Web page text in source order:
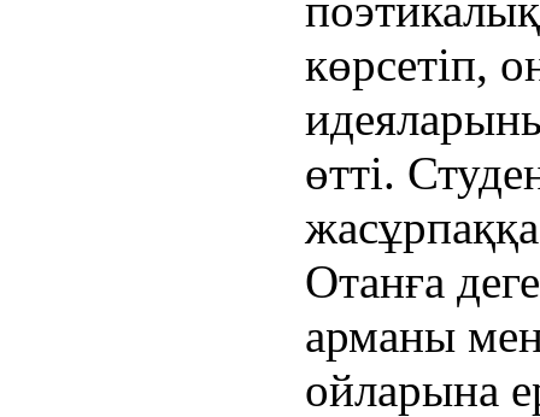
көрсетіп,
өтті.
Отанға
арманы
ойларына